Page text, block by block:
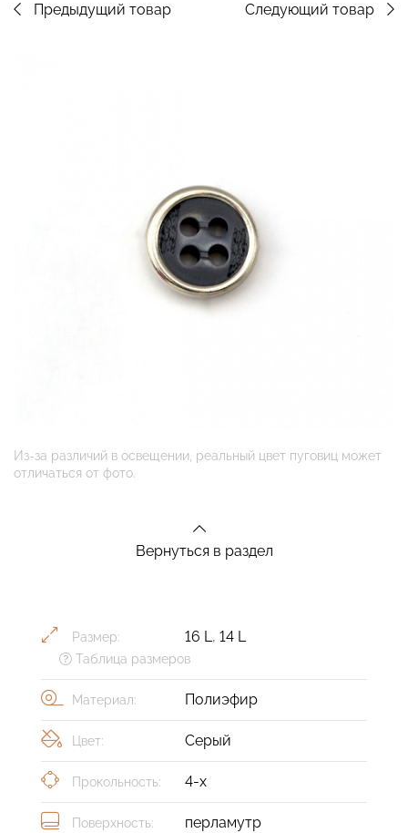
Предыдущий товар Следующий товар
Из-за различий в освещении, реальный цвет пуговиц может
отличаться от фото.
Вернуться в раздел
Размер: 16 L, 14 L
Таблица размеров
Материал: Полиэфир
Цвет: Серый
Прокольность: 4-х
Поверхность: перламутр